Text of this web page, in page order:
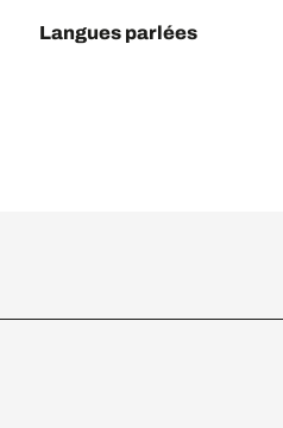
Langues parlées
Langues parlées